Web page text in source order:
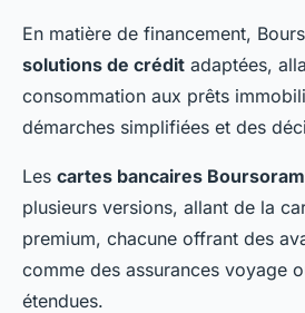
En matière de financement,
solutions de crédit adaptées,
consommation aux prêts
démarches simplifiées et des
Les cartes bancaires
plusieurs versions, allant de la
premium, chacune offrant des
comme des assurances voyage
étendues.